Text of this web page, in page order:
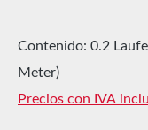
Contenido: 0.2
Meter)
Precios con IVA